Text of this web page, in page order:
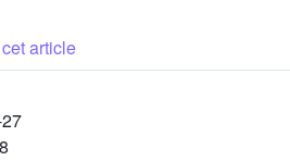
article